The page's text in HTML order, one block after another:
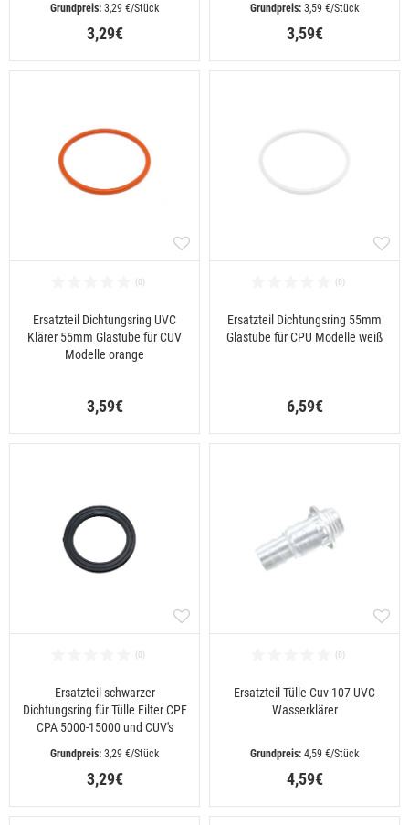
3,29 €/Stück
3,29€
3,59 €/Stück
3,59€
Ersatzteil Dichtungsring UVC
Klärer 55mm Glastube für CUV
Modelle orange
3,59€
Ersatzteil Dichtungsring 55mm
Glastube für CPU Modelle weiß
6,59€
Ersatzteil schwarzer
Dichtungsring für Tülle Filter CPF
CPA 5000-15000 und CUV's
3,29 €/Stück
3,29€
Ersatzteil Tülle Cuv-107 UVC
Wasserklärer
4,59 €/Stück
4,59€